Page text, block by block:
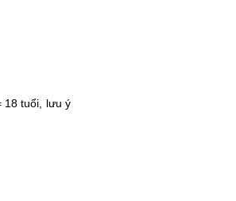
18 tuổi, lưu ý